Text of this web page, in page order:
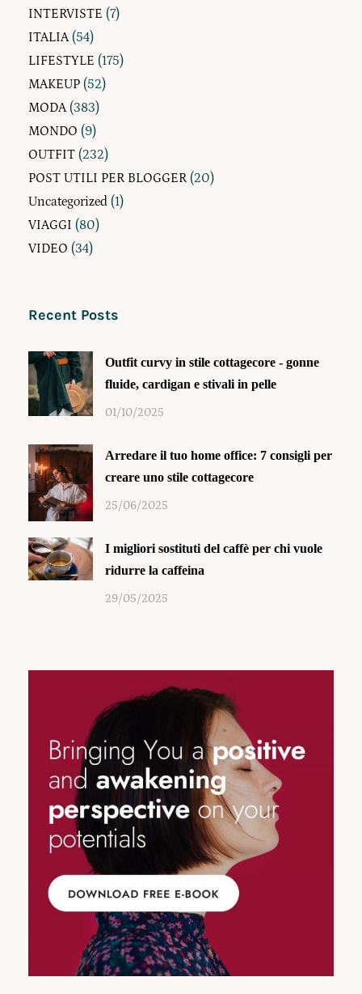
INTERVISTE (7)
ITALIA(54)
LIFESTYLE (175)
MAKEUP (52)
MODA(383)
MONDO (9)
OUTFIT (232)
POST UTILI PER BLOGGER (20)
Uncategorized (1)
VIAGGI (80)
VIDEO (34)
Recent Posts
Outfit curvy in stile cottagecore - gonne
fluide, cardigan e stivali in pelle
01/10/2025
Arredare il tuo home office: 7 consigli per
creare uno stile cottagecore
25/06/2025
I migliori sostituti del caffè per chi vuole
ridurre la caffeina
29/05/2025